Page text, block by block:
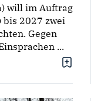
will im Auftrag
bis 2027 zwei
Gegen
...